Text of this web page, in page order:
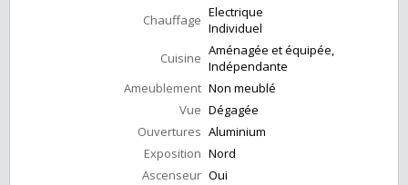
Chauffage Electrique
Individuel
Cuisine Aménagée et équipée,
Indépendante
Ameublement Non meublé
Vue Dégagée
Ouvertures Aluminium
Exposition Nord
Ascenseur Oui